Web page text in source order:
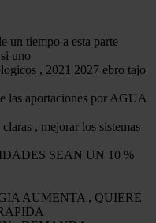
un tiempo a esta parte
uno
, 2021 2027 ebro tajo
las aportaciones por AGUA
, mejorar los sistemas
SEAN UN 10 %
AUMENTA , QUIERE